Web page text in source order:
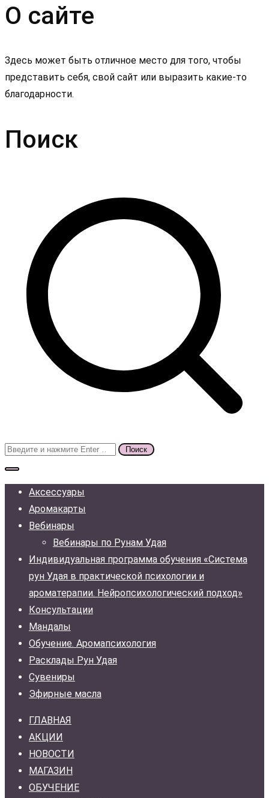
О сайте
Здесь может быть отличное место для того, чтобы
представить себя, свой сайт или выразить какие-то
благодарности.
Поиск
Поиск
для:
Аксессуары
Аромакарты
Вебинары
Вебинары по Рунам Удая
Индивидуальная программа обучения «Система
рун Удая в практической психологии и
ароматерапии. Нейропсихологический подход»
Консультации
Мандалы
Обучение. Аромапсихология
Расклады Рун Удая
Сувениры
Эфирные масла
ГЛАВНАЯ
АКЦИИ
НОВОСТИ
МАГАЗИН
ОБУЧЕНИЕ